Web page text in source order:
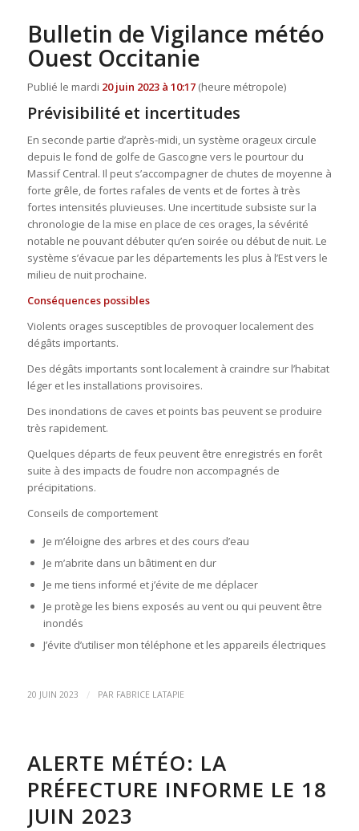
Bulletin de Vigilance météo
Ouest Occitanie
Publié le mardi 20 juin 2023 à 10:17(heure métropole)
Prévisibilité et incertitudes
En seconde partie d’après-midi, un système orageux circule
depuis le fond de golfe de Gascogne vers le pourtour du
Massif Central. Il peut s’accompagner de chutes de moyenne à
forte grêle, de fortes rafales de vents et de fortes à très
fortes intensités pluvieuses. Une incertitude subsiste sur la
chronologie de la mise en place de ces orages, la sévérité
notable ne pouvant débuter qu’en soirée ou début de nuit. Le
système s’évacue par les départements les plus à l’Est vers le
milieu de nuit prochaine.
Conséquences possibles
Violents orages susceptibles de provoquer localement des
dégâts importants.
Des dégâts importants sont localement à craindre sur l’habitat
léger et les installations provisoires.
Des inondations de caves et points bas peuvent se produire
très rapidement.
Quelques départs de feux peuvent être enregistrés en forêt
suite à des impacts de foudre non accompagnés de
précipitations.
Conseils de comportement
Je m’éloigne des arbres et des cours d’eau
Je m’abrite dans un bâtiment en dur
Je me tiens informé et j’évite de me déplacer
Je protège les biens exposés au vent ou qui peuvent être
inondés
J’évite d’utiliser mon téléphone et les appareils électriques
20 JUIN 2023 / PAR FABRICE LATAPIE
ALERTE MÉTÉO: LA
PRÉFECTURE INFORME LE 18
JUIN 2023